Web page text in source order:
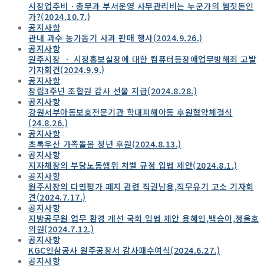
시장업추비ㆍ총무과 부서운영 사무관리비는 누군가의 쌈짓돈인
가?(2024.10.7.)
공지사항
관내 과수 농가돕기 사과 판매 행사(2024.9.26.)
공지사항
원주시장 ㆍ 시정홍보실장에 대한 컴퓨터등장애업무방해죄 고발
기자회견(2024.9.9.)
공지사항
창립3주년 조합원 감사 선물 지급(2024.8.28.)
공지사항
강원서부아동보호전문기관 학대피해아동 후원협약체결식
(24.8.26.)
공지사항
초록우산 가족돌봄 청년 후원(2024.8.13.)
공지사항
지자체장의 부당노동행위 처벌 규정 입법 제안(2024.8.1.)
공지사항
원주시장의 다면평가 페지 관련 직권남용,직무유기 고소 기자회
견(2024.7.17.)
공지사항
지방공무원 업무 환경 개선 국회 입법 제안 용혜인,백승아,정을호
의원(2024.7.12.)
공지사항
KGC인삼공사 원주공장서 감사패수여식(2024.6.27.)
공지사항